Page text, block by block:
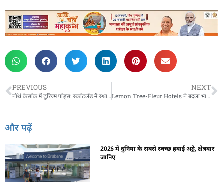
PREVIOUS
नॉर्थ केसॉक में टूरिज्म पॉड्स: स्कॉटलैंड में स्थायी पर्यटन?
NEXT
Lemon Tree-Fleur Hotels ने बदला भारत के पर्यटन का खेल
और पढ़ें
2026 में दुनिया के सबसे स्वच्छ हवाई अड्डे, क्षेत्रवार
जानिए